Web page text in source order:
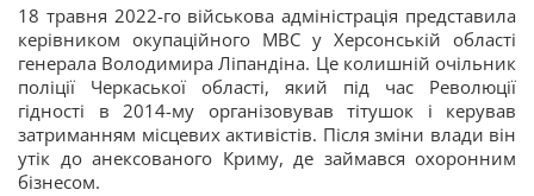
18 травня 2022-го військова адміністрація представила
керівником окупаційного МВС у Херсонській області
генерала Володимира Ліпандіна. Це колишній очільник
поліції Черкаської області, який під час Революції
гідності в 2014-му організовував тітушок і керував
затриманням місцевих активістів. Після зміни влади він
утік до анексованого Криму, де займався охоронним
бізнесом.